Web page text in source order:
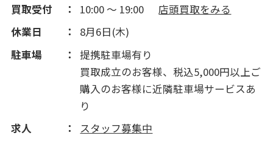
2012(264)
2011(142)
買取受付
10:00 ～ 19:00
店頭買取をみる
休業日
8月6日(木)
駐車場
提携駐車場有り
買取成立のお客様、税込5,000円以上ご
購入のお客様に近隣駐車場サービスあ
り
求人
スタッフ募集中